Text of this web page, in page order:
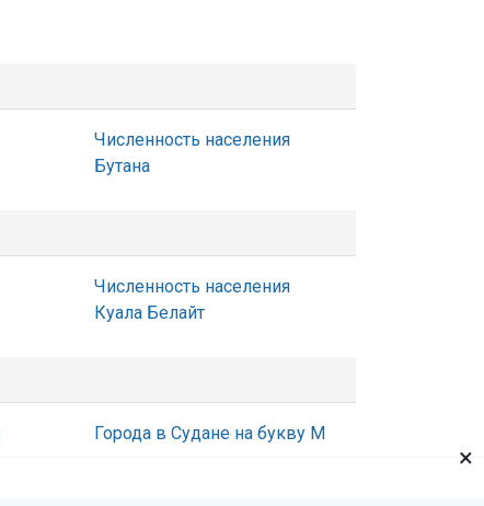
Численность населения
Бутана
Численность населения
Куала Белайт
Города в Судане на букву М
×